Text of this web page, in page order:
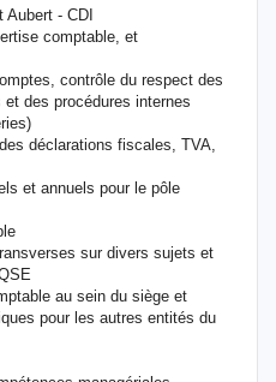
- CDI
comptable, et
contrôle du respect des
des procédures internes
déclarations fiscales, TVA,
et annuels pour le pôle
sur divers sujets et
au sein du siège et
pour les autres entités du